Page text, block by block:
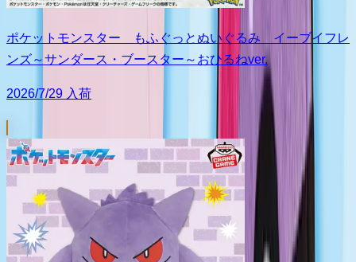
ポケットモンスター もふぐっとぬいぐるみ イーブイフレ
ンズ～サンダース・ブースター～おひるねver.
2026/7/29 入荷